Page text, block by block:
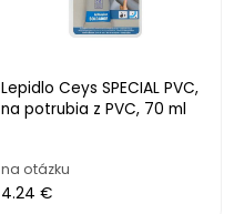
Lepidlo Ceys SPECIAL PVC,
na potrubia z PVC, 70 ml
na otázku
4.24 €